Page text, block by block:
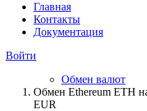
Главная
Контакты
Документация
Войти
Обмен валют
Обмен Ethereum ETH
EUR